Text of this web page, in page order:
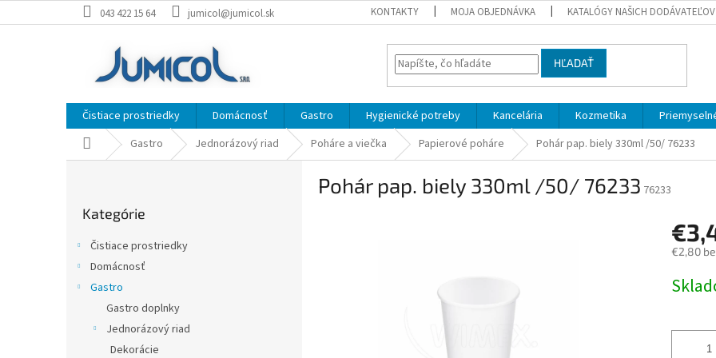
na
043 422 15 64 jumicol@jumicol.sk KONTAKTY MOJA OBJEDNÁVKA KATALÓGY NAŠICH DODÁVATEĽOV
HĽADAŤ
Čistiace prostriedky Domácnosť Gastro Hygienické potreby Kancelária Kozmetika
Domov Gastro Jednorázový riad Poháre a viečka Papierové poháre Pohár pap. biely 330ml /50/ 76233
kategórie
Kategórie
Čistiace prostriedky
Domácnosť
Gastro
Gastro doplnky
Jednorázový riad
Dekorácie
Pohár pap. biely 330ml /50/ 76233 76233
€2,80
cena: